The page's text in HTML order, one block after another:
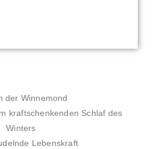
der Winnemond
kraftschenkenden Schlaf des
Winters
Lebenskraft